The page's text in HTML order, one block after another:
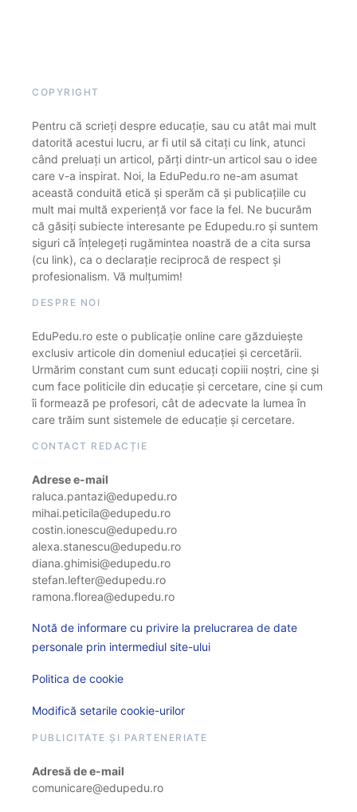
COPYRIGHT
Pentru că scrieți despre educație, sau cu atât mai mult
datorită acestui lucru, ar fi util să citați cu link, atunci
când preluați un articol, părți dintr-un articol sau o idee
care v-a inspirat. Noi, la EduPedu.ro ne-am asumat
această conduită etică și sperăm că și publicațiile cu
mult mai multă experiență vor face la fel. Ne bucurăm
că găsiți subiecte interesante pe Edupedu.ro și suntem
siguri că înțelegeți rugămintea noastră de a cita sursa
(cu link), ca o declarație reciprocă de respect și
profesionalism. Vă mulțumim!
DESPRE NOI
EduPedu.ro este o publicație online care găzduiește
exclusiv articole din domeniul educației și cercetării.
Urmărim constant cum sunt educați copiii noștri, cine și
cum face politicile din educație și cercetare, cine și cum
îi formează pe profesori, cât de adecvate la lumea în
care trăim sunt sistemele de educație și cercetare.
CONTACT REDACȚIE
Adrese e-mail
raluca.pantazi@edupedu.ro
mihai.peticila@edupedu.ro
costin.ionescu@edupedu.ro
alexa.stanescu@edupedu.ro
diana.ghimisi@edupedu.ro
stefan.lefter@edupedu.ro
ramona.florea@edupedu.ro
Notă de informare cu privire la prelucrarea de date
personale prin intermediul site-ului
Politica de cookie
Modifică setarile cookie-urilor
PUBLICITATE ȘI PARTENERIATE
Adresă de e-mail
comunicare@edupedu.ro